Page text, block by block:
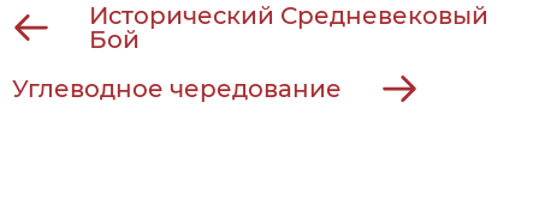
Исторический Средневековый
Бой
Углеводное чередование